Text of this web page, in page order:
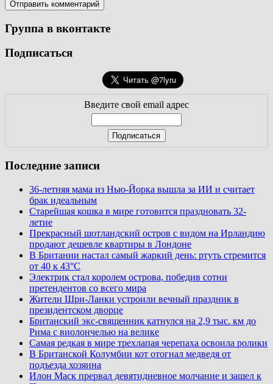
Группа в вконтакте
Подписаться
Введите свой email адрес
Последние записи
36-летняя мама из Нью-Йорка вышла за ИИ и считает
брак идеальным
Старейшая кошка в мире готовится праздновать 32-
летие
Прекрасный шотландский остров с видом на Ирландию
продают дешевле квартиры в Лондоне
В Британии настал самый жаркий день: ртуть стремится
от 40 к 43°C
Электрик стал королем острова, победив сотни
претендентов со всего мира
Жители Шри-Ланки устроили вечный праздник в
президентском дворце
Британский экс-священник катнулся на 2,9 тыс. км до
Рима с виолончелью на велике
Самая редкая в мире трехлапая черепаха освоила ролики
В Британской Колумбии кот отогнал медведя от
подъезда хозяина
Илон Маск прервал девятидневное молчание и зашел к